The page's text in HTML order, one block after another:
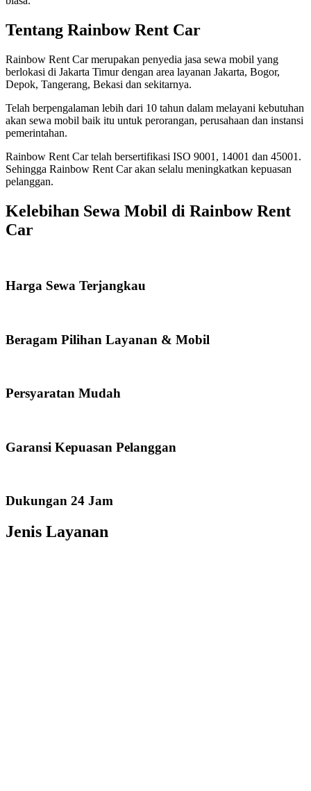
Tentang Rainbow Rent Car
Rainbow Rent Car merupakan penyedia jasa sewa mobil yang
berlokasi di Jakarta Timur dengan area layanan Jakarta, Bogor,
Depok, Tangerang, Bekasi dan sekitarnya.
Telah berpengalaman lebih dari 10 tahun dalam melayani kebutuhan
akan sewa mobil baik itu untuk perorangan, perusahaan dan instansi
pemerintahan.
Rainbow Rent Car telah bersertifikasi ISO 9001, 14001 dan 45001.
Sehingga Rainbow Rent Car akan selalu meningkatkan kepuasan
pelanggan.
Kelebihan Sewa Mobil di Rainbow Rent
Car
Harga Sewa Terjangkau
Beragam Pilihan Layanan & Mobil
Persyaratan Mudah
Garansi Kepuasan Pelanggan
Dukungan 24 Jam
Jenis Layanan